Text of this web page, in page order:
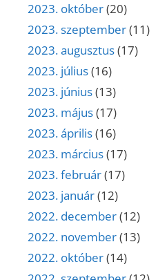
2023. október(20)
2023. szeptember(11)
2023. augusztus(17)
2023. július(16)
2023. június(13)
2023. május(17)
2023. április(16)
2023. március(17)
2023. február(17)
2023. január(12)
2022. december(12)
2022. november(13)
2022. október(14)